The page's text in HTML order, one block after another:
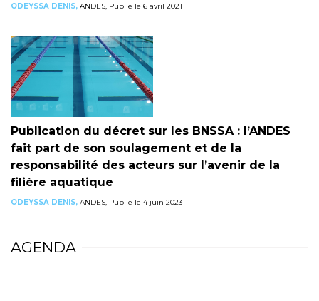
ODEYSSA DENIS, ANDES, Publié le 6 avril 2021
Publication du décret sur les BNSSA : l’ANDES
fait part de son soulagement et de la
responsabilité des acteurs sur l’avenir de la
filière aquatique
ODEYSSA DENIS, ANDES, Publié le 4 juin 2023
AGENDA